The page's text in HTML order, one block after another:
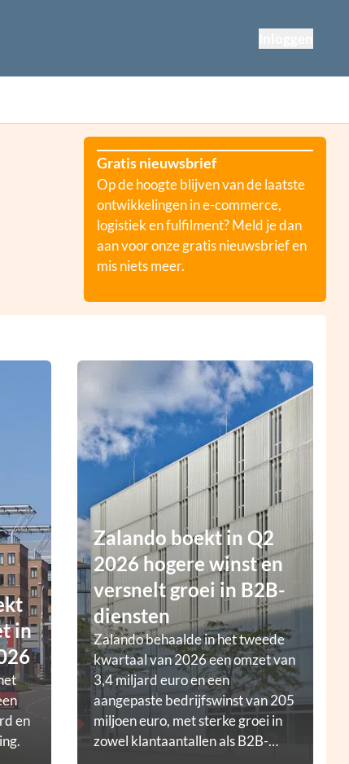
Gratis nieuwsbrief
Op de hoogte blijven van de laatste
ontwikkelingen in e-commerce,
logistiek en fulfilment? Meld je dan
aan voor onze gratis nieuwsbrief en
mis niets meer.
in
en
Zalando boekt in Q2
2026 hogere winst en
versnelt groei in B2B-
diensten
Zalando behaalde in het tweede
kwartaal van 2026 een omzet van
3,4 miljard euro en een
aangepaste bedrijfswinst van 205
miljoen euro, met sterke groei in
zowel klantaantallen als B2B-